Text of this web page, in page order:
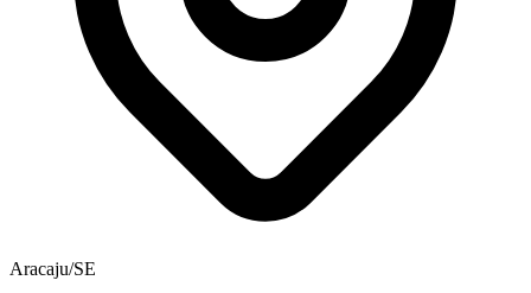
Aracaju/SE